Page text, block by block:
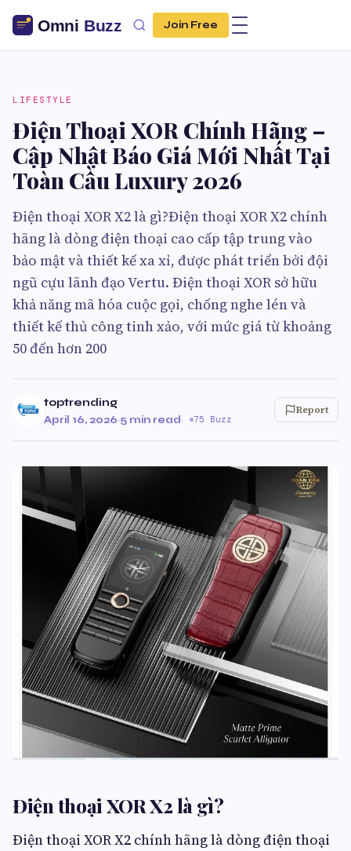
Join Free
LIFESTYLE
Điện Thoại XOR Chính Hãng –
Cập Nhật Báo Giá Mới Nhất Tại
Toàn Cầu Luxury 2026
Điện thoại XOR X2 là gì?Điện thoại XOR X2 chính
hãng là dòng điện thoại cao cấp tập trung vào
bảo mật và thiết kế xa xỉ, được phát triển bởi đội
ngũ cựu lãnh đạo Vertu. Điện thoại XOR sở hữu
khả năng mã hóa cuộc gọi, chống nghe lén và
thiết kế thủ công tinh xảo, với mức giá từ khoảng
50 đến hơn 200
toptrending
April 16, 2026·5 min read· 75 Buzz
Report
Điện thoại XOR X2 là gì?
Điện thoại XOR X2 chính hãng là dòng điện thoại